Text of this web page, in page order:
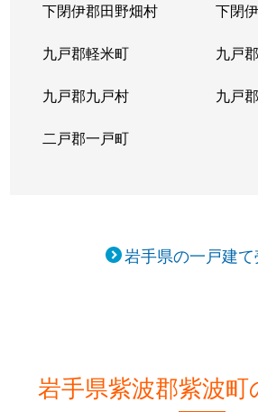
下閉伊郡田野畑村 下閉
九戸郡軽米町 九戸
九戸郡九戸村 九戸
二戸郡一戸町
岩手県の一戸建
岩手県紫波郡紫波町